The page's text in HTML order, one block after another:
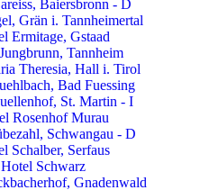
Baiersbronn - D
Grän i. Tannheimertal
Ermitage, Gstaad
Tannheim
Theresia, Hall i. Tirol
Bad Fuessing
St. Martin - I
Rosenhof Murau
Schwangau - D
Schalber, Serfaus
Hotel Schwarz
Gnadenwald